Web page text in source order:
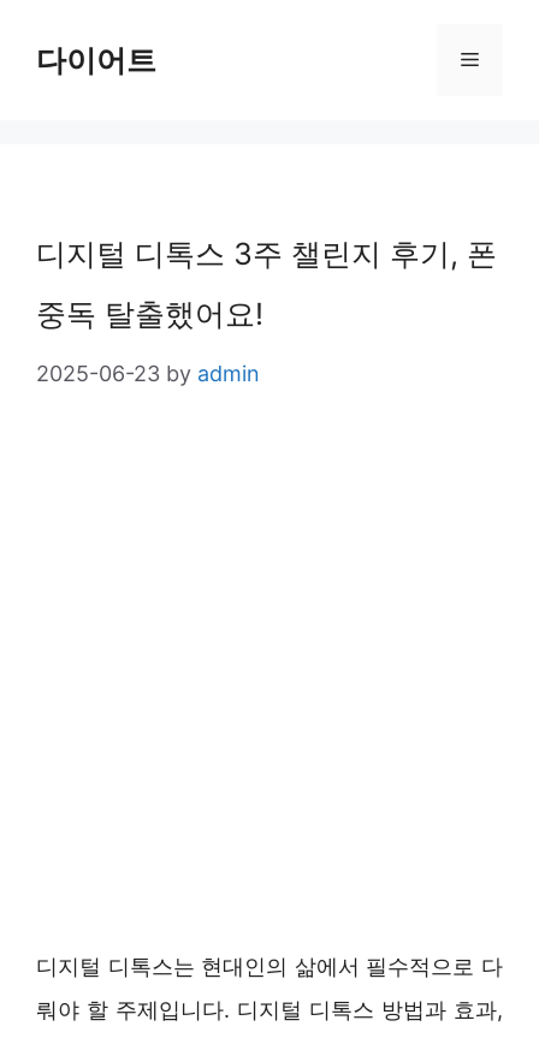
다이어트 Menu
디지털 디톡스 3주 챌린지 후기, 폰
중독 탈출했어요!
2025-06-23 by admin
디지털 디톡스는 현대인의 삶에서 필수적으로 다
뤄야 할 주제입니다. 디지털 디톡스 방법과 효과,